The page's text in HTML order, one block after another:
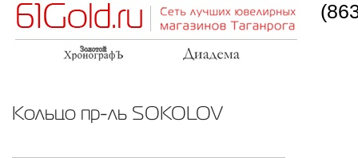
Кольцо пр-ль SOKOLOV